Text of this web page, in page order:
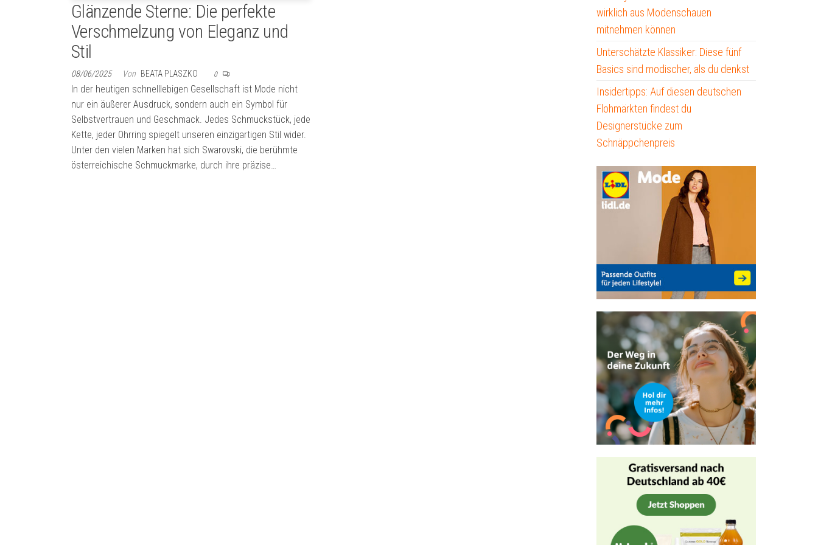
Glänzende Sterne: Die perfekte
Verschmelzung von Eleganz und
Stil
08/06/2025 Von BEATA PLASZKO 0
In der heutigen schnelllebigen Gesellschaft ist Mode nicht
nur ein äußerer Ausdruck, sondern auch ein Symbol für
Selbstvertrauen und Geschmack. Jedes Schmuckstück, jede
Kette, jeder Ohrring spiegelt unseren einzigartigen Stil wider.
Unter den vielen Marken hat sich Swarovski, die berühmte
österreichische Schmuckmarke, durch ihre präzise…
wirklich aus Modenschauen
mitnehmen können
Unterschätzte Klassiker: Diese fünf
Basics sind modischer, als du denkst
Insidertipps: Auf diesen deutschen
Flohmärkten findest du
Designerstücke zum
Schnäppchenpreis